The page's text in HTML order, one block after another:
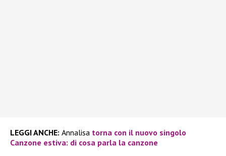
LEGGI ANCHE: Annalisa torna con il nuovo singolo
Canzone estiva: di cosa parla la canzone